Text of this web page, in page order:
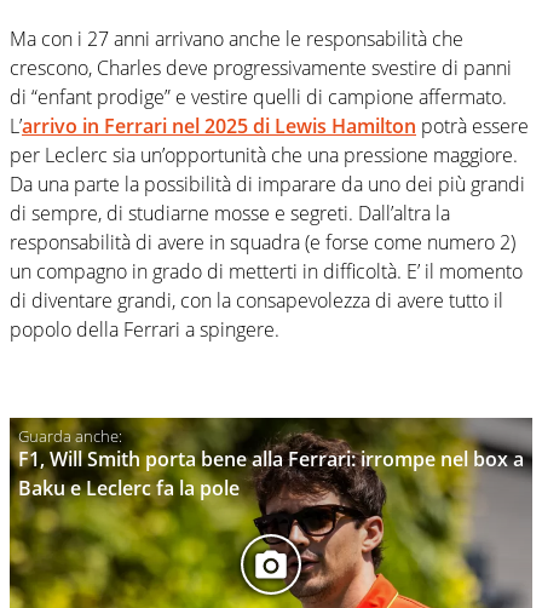
Ma con i 27 anni arrivano anche le responsabilità che
crescono, Charles deve progressivamente svestire di panni
di “enfant prodige” e vestire quelli di campione affermato.
L’arrivo in Ferrari nel 2025 di Lewis Hamilton potrà essere
per Leclerc sia un’opportunità che una pressione maggiore.
Da una parte la possibilità di imparare da uno dei più grandi
di sempre, di studiarne mosse e segreti. Dall’altra la
responsabilità di avere in squadra (e forse come numero 2)
un compagno in grado di metterti in difficoltà. E’ il momento
di diventare grandi, con la consapevolezza di avere tutto il
popolo della Ferrari a spingere.
F1, Will Smith porta bene alla Ferrari: irrompe nel box a
Baku e Leclerc fa la pole